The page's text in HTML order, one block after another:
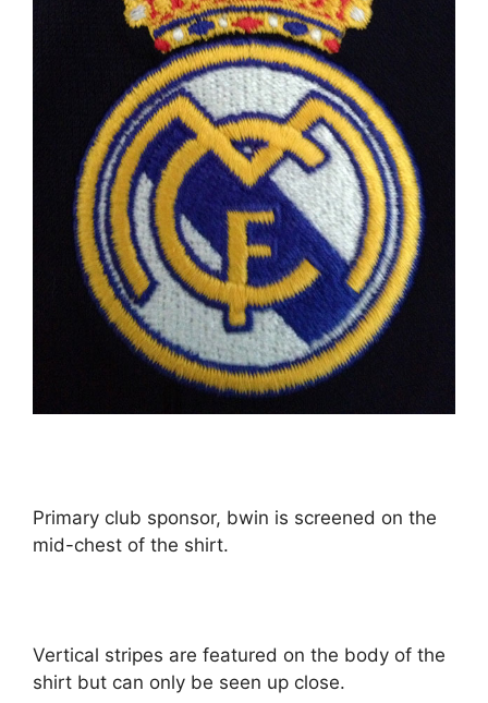
Primary club sponsor, bwin is screened on the
mid-chest of the shirt.
Vertical stripes are featured on the body of the
shirt but can only be seen up close.